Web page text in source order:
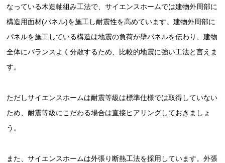
なっている木造軸組み工法で、サイエンスホームでは建物外周部に
構造用面材(パネル)を施工し耐震性を高めています。建物外周部に
パネルを施工している構造は地震の負荷が壁パネルを伝わり、建物
全体にバランスよく分散するため、比較的地震に強い工法と言えま
す。
ただしサイエンスホームは耐震等級は標準仕様では取得していない
ため、耐震等級にこだわる場合は直接ヒアリングしておきましょ
う。
また、サイエンスホームは外張り断熱工法を採用しています。外張